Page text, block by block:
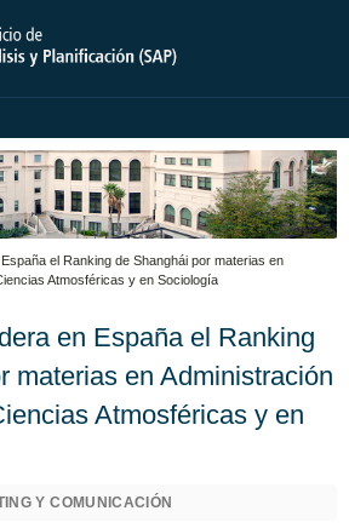
el Ranking de Shanghái por materias en
Atmosféricas y en Sociología
en España el Ranking
materias en Administración
Atmosféricas y en
Y COMUNICACIÓN